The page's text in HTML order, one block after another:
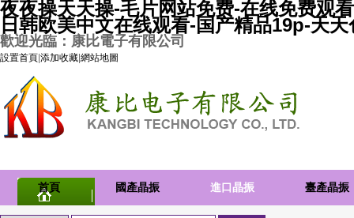
夜夜操天天操-毛片网站免费-在线免费观
日韩欧美中文在线观看-国产精品19p-天
歡迎光臨：康比電子有限公司
設置首頁 添加收藏 網站地圖
首頁 國產晶振 進口晶振 臺產晶振